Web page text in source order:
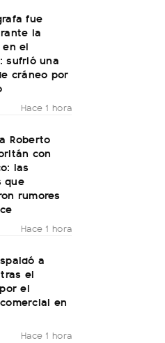
fue
la
el
sufrió una
cráneo por
Hace 1 hora
Roberto
con
las
que
rumores
Hace 1 hora
a
el
el
en
Hace 1 hora